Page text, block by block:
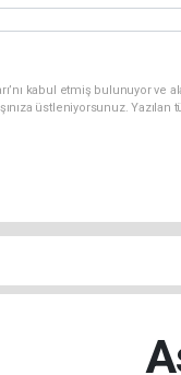
kabul etmiş bulunuyor ve
üstleniyorsunuz.